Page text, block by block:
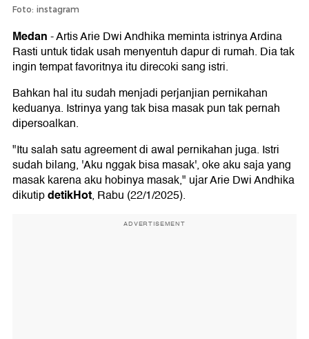
Foto: instagram
Medan-Artis Arie Dwi Andhika meminta istrinya Ardina
Rasti untuk tidak usah menyentuh dapur di rumah. Dia tak
ingin tempat favoritnya itu direcoki sang istri.
Bahkan hal itu sudah menjadi perjanjian pernikahan
keduanya. Istrinya yang tak bisa masak pun tak pernah
dipersoalkan.
"Itu salah satu agreement di awal pernikahan juga. Istri
sudah bilang, 'Aku nggak bisa masak', oke aku saja yang
masak karena aku hobinya masak," ujar Arie Dwi Andhika
dikutipdetikHot, Rabu (22/1/2025).
ADVERTISEMENT